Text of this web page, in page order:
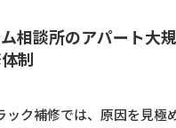
相談所のアパート大
制
ック補修では、原因を見極